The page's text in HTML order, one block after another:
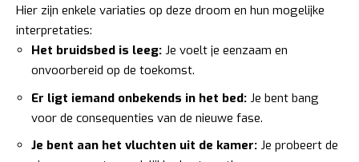
Hier zijn enkele variaties op deze droom en hun mogelijke
interpretaties:
Het bruidsbed is leeg: Je voelt je eenzaam en
onvoorbereid op de toekomst.
Er ligt iemand onbekends in het bed: Je bent bang
voor de consequenties van de nieuwe fase.
Je bent aan het vluchten uit de kamer: Je probeert de